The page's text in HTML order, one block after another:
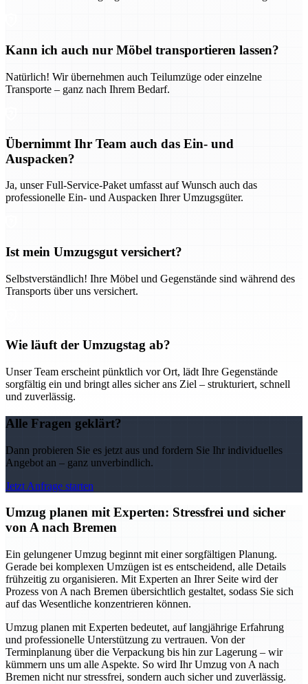
Kann ich auch nur Möbel transportieren lassen?
Natürlich! Wir übernehmen auch Teilumzüge oder einzelne
Transporte – ganz nach Ihrem Bedarf.
Übernimmt Ihr Team auch das Ein- und
Auspacken?
Ja, unser Full-Service-Paket umfasst auf Wunsch auch das
professionelle Ein- und Auspacken Ihrer Umzugsgüter.
Ist mein Umzugsgut versichert?
Selbstverständlich! Ihre Möbel und Gegenstände sind während des
Transports über uns versichert.
Wie läuft der Umzugstag ab?
Unser Team erscheint pünktlich vor Ort, lädt Ihre Gegenstände
sorgfältig ein und bringt alles sicher ans Ziel – strukturiert, schnell
und zuverlässig.
Alle Fragen geklärt?
Dann probieren Sie es jetzt aus und fordern Sie Ihr individuelles
Angebot an – ganz unverbindlich.
Jetzt Anfrage starten
Umzug planen mit Experten: Stressfrei und sicher
von A nach Bremen
Ein gelungener Umzug beginnt mit einer sorgfältigen Planung.
Gerade bei komplexen Umzügen ist es entscheidend, alle Details
frühzeitig zu organisieren. Mit Experten an Ihrer Seite wird der
Prozess von A nach Bremen übersichtlich gestaltet, sodass Sie sich
auf das Wesentliche konzentrieren können.
Umzug planen mit Experten bedeutet, auf langjährige Erfahrung
und professionelle Unterstützung zu vertrauen. Von der
Terminplanung über die Verpackung bis hin zur Lagerung – wir
kümmern uns um alle Aspekte. So wird Ihr Umzug von A nach
Bremen nicht nur stressfrei, sondern auch sicher und zuverlässig.